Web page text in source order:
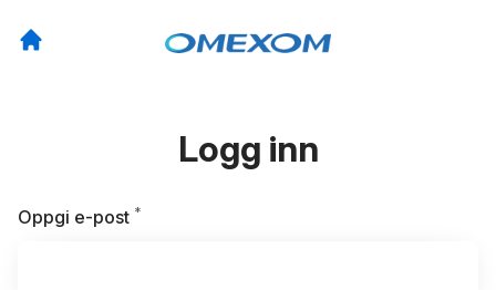
Logg inn
Oppgi e-post *